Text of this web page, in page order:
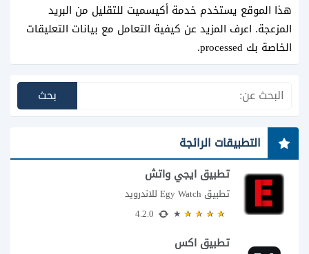
هذا الموقع يستخدم خدمة أكيسميت للتقليل من البريد
المزعجة. اعرف المزيد عن كيفية التعامل مع بيانات التعليقات
الخاصة بك processed
.
التطبيقات الرائجة
تطبيق ايجي واتش
تطبيق Egy Watch للاندرويد
تطبيق اكس